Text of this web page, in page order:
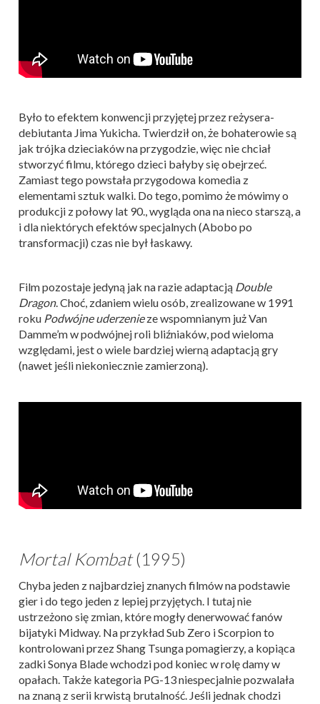
Było to efektem konwencji przyjętej przez reżysera-
debiutanta Jima Yukicha. Twierdził on, że bohaterowie są
jak trójka dzieciaków na przygodzie, więc nie chciał
stworzyć filmu, którego dzieci bałyby się obejrzeć.
Zamiast tego powstała przygodowa komedia z
elementami sztuk walki. Do tego, pomimo że mówimy o
produkcji z połowy lat 90., wygląda ona na nieco starszą, a
i dla niektórych efektów specjalnych (Abobo po
transformacji) czas nie był łaskawy.
Film pozostaje jedyną jak na razie adaptacją Double
Dragon. Choć, zdaniem wielu osób, zrealizowane w 1991
roku Podwójne uderzenieze wspomnianym już Van
Damme’m w podwójnej roli bliźniaków, pod wieloma
względami, jest o wiele bardziej wierną adaptacją gry
(nawet jeśli niekoniecznie zamierzoną).
Mortal Kombat(1995)
Chyba jeden z najbardziej znanych filmów na podstawie
gier i do tego jeden z lepiej przyjętych. I tutaj nie
ustrzeżono się zmian, które mogły denerwować fanów
bijatyki Midway. Na przykład Sub Zero i Scorpion to
kontrolowani przez Shang Tsunga pomagierzy, a kopiąca
zadki Sonya Blade wchodzi pod koniec w rolę damy w
opałach. Także kategoria PG-13 niespecjalnie pozwalała
na znaną z serii krwistą brutalność. Jeśli jednak chodzi